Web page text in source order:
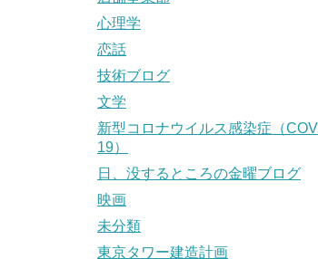
心理学
恋話
技術ブログ
文学
新型コロナウイルス感染症（
19）
日、没するところの金曜ブログ
映画
未分類
東京タワー建造計画